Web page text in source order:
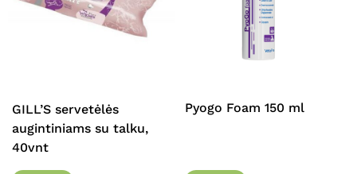
GILL’S servetėlės
augintiniams su talku,
40vnt
Pyogo Foam 150 ml